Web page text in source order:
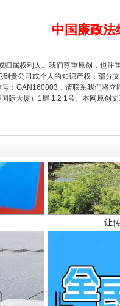
中国廉政法
归属权利人。我们尊重原创，也注
贵公司或个人的知识产权，部分
：GAN160003，请联系我们将立
际大厦）1层 1 2 1号。本网原创
让